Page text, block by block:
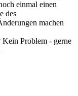
einmal einen
des
machen
Kein Problem - gerne